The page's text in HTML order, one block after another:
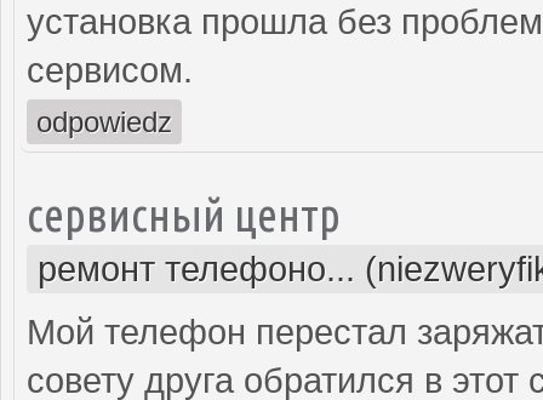
установка прошла без
сервисом.
odpowiedz
сервисный центр
ремонт телефоно...
Мой телефон перестал
совету друга обратился в